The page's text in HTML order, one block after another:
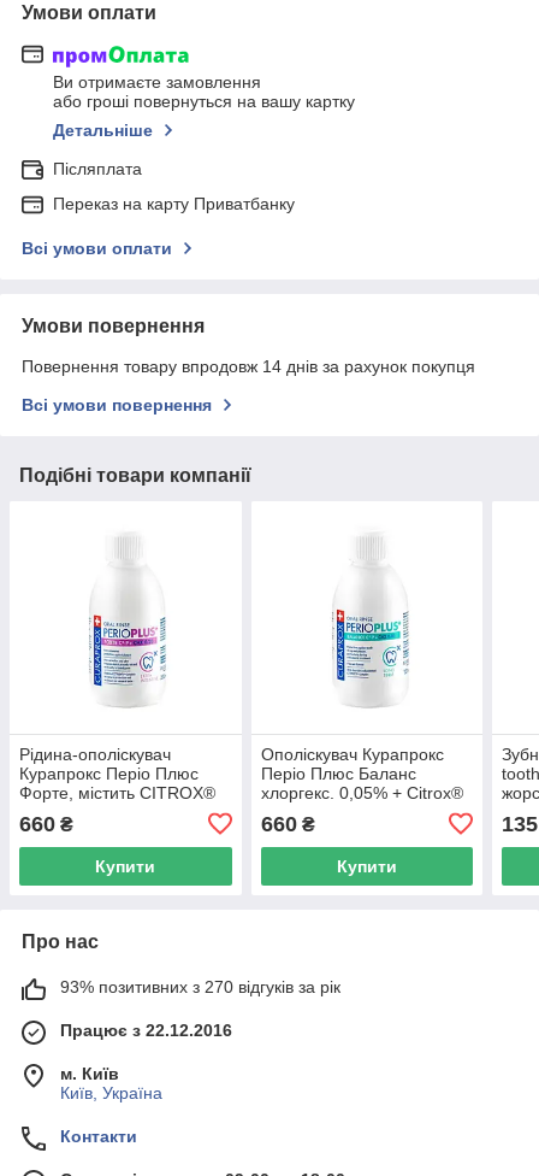
Умови оплати
Ви отримаєте замовлення
або гроші повернуться на вашу картку
Детальніше
Післяплата
Переказ на карту Приватбанку
Всі умови оплати
Умови повернення
Повернення товару впродовж 14 днів за рахунок покупця
Всі умови повернення
Подібні товари компанії
Рідина-ополіскувач
Курапрокс Періо Плюс
Форте, містить CITROX®
та 0,20% хлоргексидину
200 мл
660 ₴
Купити
Ополіскувач Курапрокс
Періо Плюс Баланс
хлоргекс. 0,05% + Citrox®
фтор, 200 мл
660₴
Купити
135
Про нас
93% позитивних з 270 відгуків за рік
Працює з 22.12.2016
м. Київ
Київ, Україна
Контакти